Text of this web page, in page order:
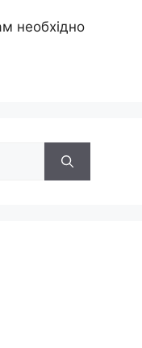
необхідно